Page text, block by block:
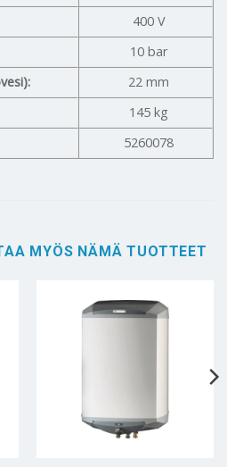
400 V
10 bar
22 mm
145 kg
5260078
MYÖS NÄMÄ TUOTTEET